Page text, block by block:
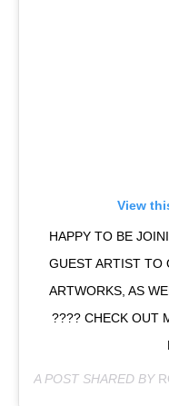
View
HAPPY TO BE
GUEST ARTIST TO
ARTWORKS, AS
???? CHECK OUT
A POST SHARED BY